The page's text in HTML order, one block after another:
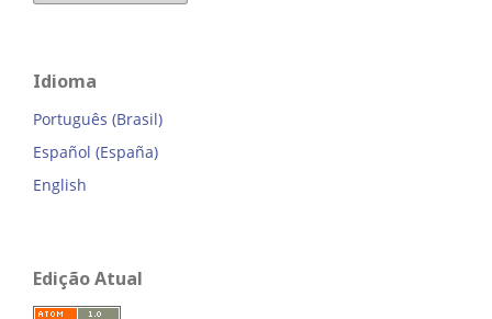
Idioma
Português (Brasil)
Español (España)
English
Edição Atual